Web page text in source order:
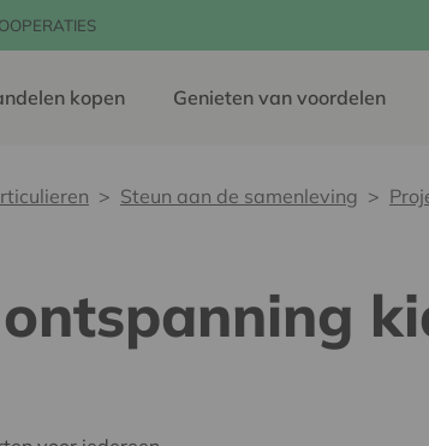
kopen Genieten van voordelen
Steun aan de samenleving